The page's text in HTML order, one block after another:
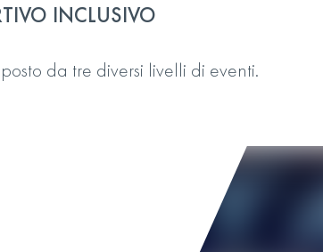
INCLUSIVO
da tre diversi livelli di eventi.